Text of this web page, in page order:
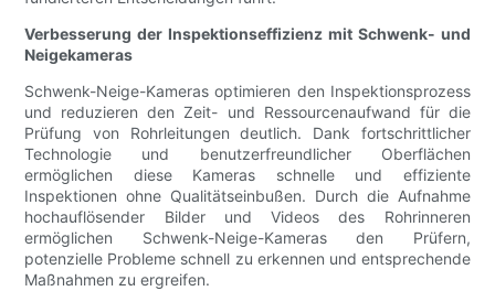
Verbesserung der Inspektionseffizienz mit Schwenk- und
Neigekameras
Schwenk-Neige-Kameras optimieren den Inspektionsprozess
und reduzieren den Zeit- und Ressourcenaufwand für die
Prüfung von Rohrleitungen deutlich. Dank fortschrittlicher
Technologie und benutzerfreundlicher Oberflächen
ermöglichen diese Kameras schnelle und effiziente
Inspektionen ohne Qualitätseinbußen. Durch die Aufnahme
hochauflösender Bilder und Videos des Rohrinneren
ermöglichen Schwenk-Neige-Kameras den Prüfern,
potenzielle Probleme schnell zu erkennen und entsprechende
Maßnahmen zu ergreifen.